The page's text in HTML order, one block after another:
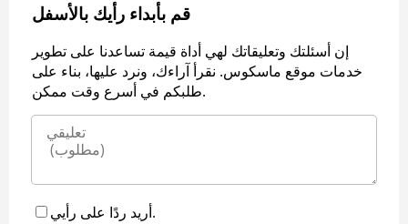
قم بأبداء رأيك بالأسفل
إن أسئلتك وتعليقاتك لهي أداة قيمة تساعدنا على تطوير
خدمات موقع ماسكوس. نقرأ آراءك، ونرد عليها، بناء على
طلبكم في أسرع وقت ممكن.
أريد ردًا على رأيي.